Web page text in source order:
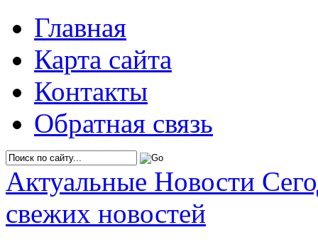
Главная
Карта сайта
Контакты
Обратная связь
Актуальные Новости
свежих новостей